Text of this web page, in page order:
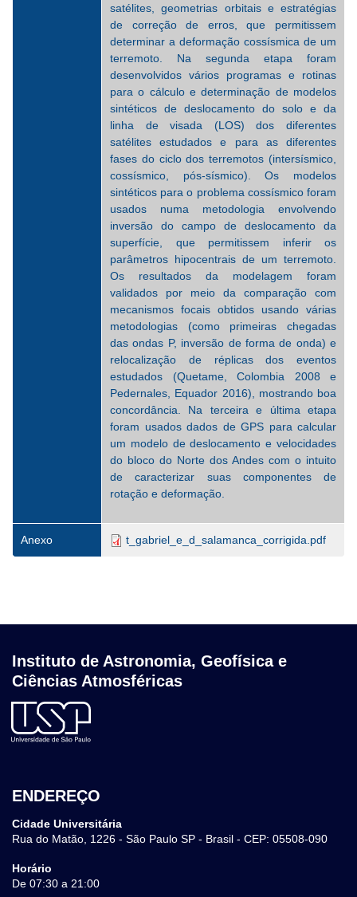
satélites, geometrias orbitais e estratégias
de correção de erros, que permitissem
determinar a deformação cossísmica de um
terremoto. Na segunda etapa foram
desenvolvidos vários programas e rotinas
para o cálculo e determinação de modelos
sintéticos de deslocamento do solo e da
linha de visada (LOS) dos diferentes
satélites estudados e para as diferentes
fases do ciclo dos terremotos (intersísmico,
cossísmico, pós-sísmico). Os modelos
sintéticos para o problema cossísmico foram
usados numa metodologia envolvendo
inversão do campo de deslocamento da
superfície, que permitissem inferir os
parâmetros hipocentrais de um terremoto.
Os resultados da modelagem foram
validados por meio da comparação com
mecanismos focais obtidos usando várias
metodologias (como primeiras chegadas
das ondas P, inversão de forma de onda) e
relocalização de réplicas dos eventos
estudados (Quetame, Colombia 2008 e
Pedernales, Equador 2016), mostrando boa
concordância. Na terceira e última etapa
foram usados dados de GPS para calcular
um modelo de deslocamento e velocidades
do bloco do Norte dos Andes com o intuito
de caracterizar suas componentes de
rotação e deformação.
Anexo t_gabriel_e_d_salamanca_corrigida.pdf
Instituto de Astronomia, Geofísica e
Ciências Atmosféricas
ENDEREÇO
Cidade Universitária
Rua do Matão, 1226 - São Paulo SP - Brasil - CEP: 05508-090
Horário
De 07:30 a 21:00